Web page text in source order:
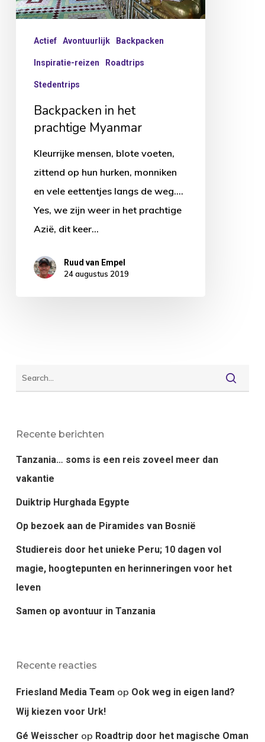
Actief Avontuurlijk Backpacken
Inspiratie-reizen Roadtrips
Stedentrips
Backpacken in het
prachtige Myanmar
Kleurrijke mensen, blote voeten,
zittend op hun hurken, monniken
en vele eettentjes langs de weg….
Yes, we zijn weer in het prachtige
Azië, dit keer…
Ruud van Empel
24 augustus 2019
Recente berichten
Tanzania… soms is een reis zoveel meer dan
vakantie
Duiktrip Hurghada Egypte
Op bezoek aan de Piramides van Bosnië
Studiereis door het unieke Peru; 10 dagen vol
magie, hoogtepunten en herinneringen voor het
leven
Samen op avontuur in Tanzania
Recente reacties
Friesland Media Team op Ook weg in eigen land?
Wij kiezen voor Urk!
Gé Weisscher op Roadtrip door het magische Oman